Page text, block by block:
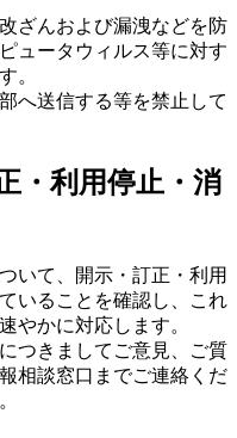
ざんおよび漏洩などを防
ュータウィルス等に対す
。
へ送信する等を禁止して
・利用停止・消
いて、開示・訂正・利用
いることを確認し、これ
やかに対応します。
つきましてご意見、ご質
相談窓口までご連絡くだ